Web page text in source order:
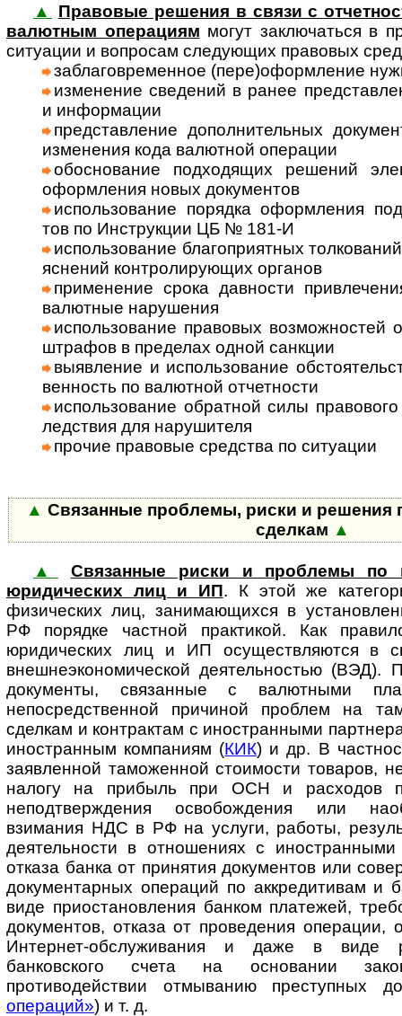
▲
Правовые решения в связи с
валют­ным опе­ра­циям могут за­клю­ча­ться в
ситу­ации и воп­ро­сам сле­дую­щих пра­во­вых
заблаговременное (пере)оформ­ление
изменение сведений в ранее
и инфор­мации
представление дополнительных
изме­не­ния кода валют­ной опе­рации
обоснование подходящих решений
оформ­ле­ния новых доку­мен­тов
использование порядка оформления
тов по Инст­рук­ции ЦБ № 181-И
использование благоприятных
яс­не­ний конт­роли­рую­щих орга­нов
применение срока давности
валют­ные нару­шения
использование правовых возможностей
штра­фов в пре­де­лах одной санкции
выявление и использование
вен­ность по валют­ной отчет­но­сти
использование обратной силы
лед­ст­вия для нару­шителя
прочие правовые средства по ситу­ации
▲ Связанные проблемы, риски и решения
сделкам ▲
▲
Связанные риски и проблемы по
юридических лиц и ИП. К этой же
физических лиц, занимающихся в
РФ порядке частной практикой. Как
юридических лиц и ИП осуществляются в
внешнеэкономической деятельностью (ВЭД).
документы, связанные с валютными
непосредственной причиной проблем на
сделкам и контрактам с иностранными
иностранным компаниям (КИК) и др. В
заявленной таможенной стоимости товаров,
налогу на прибыль при ОСН и расходов
неподтверждения освобождения или
взимания НДС в РФ на услуги, работы,
деятельности в отношениях с
отказа банка от принятия документов или
документарных операций по аккредитивам и
виде приостановления банком платежей,
документов, отказа от проведения операции,
Интернет-обслуживания и даже в виде
банковского счета на основании
противодействии отмыванию преступных
операций») и т. д.